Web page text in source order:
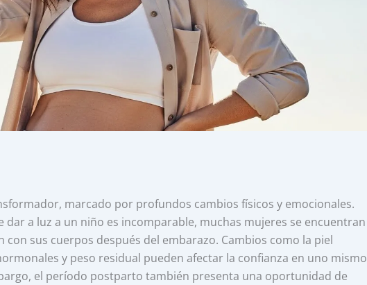
marcado por profundos cambios físicos y emocionales.
dar a luz a un niño es incomparable, muchas mujeres se encuentran
con sus cuerpos después del embarazo. Cambios como la piel
y peso residual pueden afectar la confianza en uno mismo
el período postparto también presenta una oportunidad de